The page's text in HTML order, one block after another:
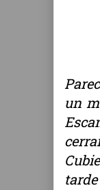
un